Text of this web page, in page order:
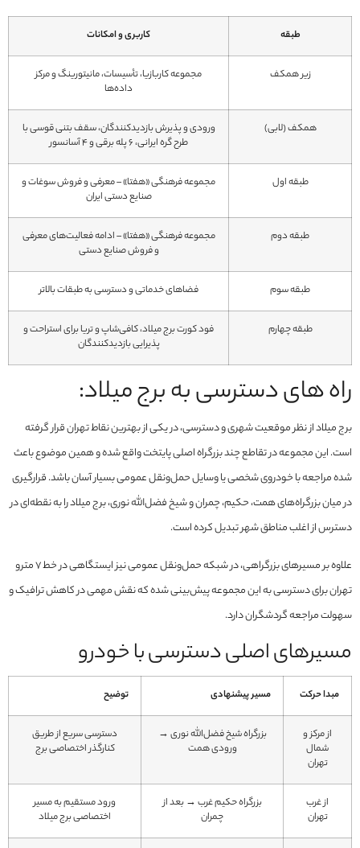
طبقه کاربری و امکانات
زیر همکف
مجموعه کاربازیا، تأسیسات، مانیتورینگ و مرکز
داده‌ها
همکف (لابی)
ورودی و پذیرش بازدیدکنندگان، سقف بتنی قوسی با
طرح گره ایرانی، ۶ پله برقی و ۴ آسانسور
طبقه اول
مجموعه فرهنگی «هفتا» – معرفی و فروش سوغات و
صنایع دستی ایران
طبقه دوم
مجموعه فرهنگی «هفتا» – ادامه فعالیت‌های معرفی
و فروش صنایع دستی
طبقه سوم فضاهای خدماتی و دسترسی به طبقات بالاتر
طبقه چهارم
فود کورت برج میلاد، کافی‌شاپ و تریا برای استراحت و
پذیرایی بازدیدکنندگان
راه های دسترسی به برج میلاد:
برج میلاد از نظر موقعیت شهری و دسترسی، در یکی از بهترین نقاط تهران قرار گرفته
است. این مجموعه در تقاطع چند بزرگراه اصلی پایتخت واقع شده و همین موضوع باعث
شده مراجعه با خودروی شخصی یا وسایل حمل‌ونقل عمومی بسیار آسان باشد. قرارگیری
در میان بزرگراه‌های همت، حکیم، چمران و شیخ فضل‌الله نوری، برج میلاد را به نقطه‌ای در
دسترس از اغلب مناطق شهر تبدیل کرده است.
علاوه بر مسیرهای بزرگراهی، در شبکه حمل‌ونقل عمومی نیز ایستگاهی در خط ۷ مترو
تهران برای دسترسی به این مجموعه پیش‌بینی شده که نقش مهمی در کاهش ترافیک و
سهولت مراجعه گردشگران دارد.
مسیرهای اصلی دسترسی با خودرو
مبدا حرکت مسیر پیشنهادی توضیح
از مرکز و
شمال
تهران
بزرگراه شیخ فضل‌الله نوری →
ورودی همت
دسترسی سریع از طریق
کنارگذر اختصاصی برج
از غرب
تهران
بزرگراه حکیم غرب → بعد از
چمران
ورود مستقیم به مسیر
اختصاصی برج میلاد